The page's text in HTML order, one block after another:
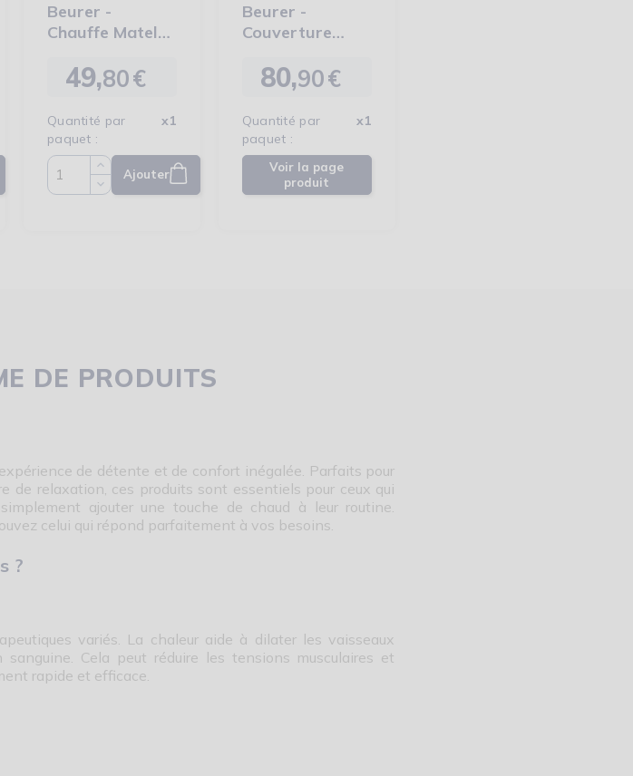
Beurer -
Chauffe Matelas
Prix
49,80€
Quantité par
paquet :
x1
Quantité
Ajouter
Beurer -
Couverture
Chauffante HD
Prix
80,90€
Quantité par
paquet :
x1
Voir la page
produit
DE PRODUITS
de détente et de confort inégalée. Parfaits pour
relaxation, ces produits sont essentiels pour ceux qui
ajouter une touche de chaud à leur routine.
celui qui répond parfaitement à vos besoins.
?
variés. La chaleur aide à dilater les vaisseaux
Cela peut réduire les tensions musculaires et
rapide et efficace.